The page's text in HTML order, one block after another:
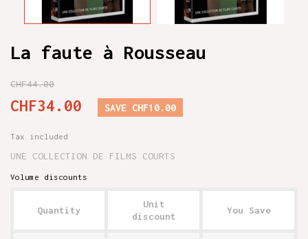
La faute à Rousseau
CHF44.00
CHF34.00 SAVE CHF10.00
Tax included
UNE COLLECTION DE FILMS COURTS
Volume discounts
Quantity
Unit
discount
You Save